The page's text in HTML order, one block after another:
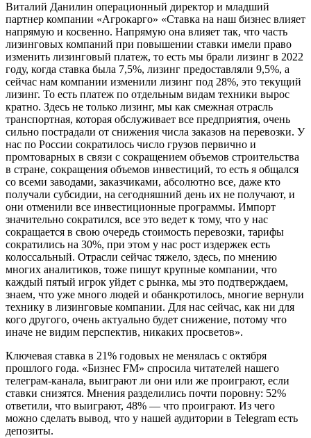
Виталий Данилин операционный директор и младший
партнер компании «Агрокарго» «Ставка на наш бизнес влияет
напрямую и косвенно. Напрямую она влияет так, что часть
лизинговых компаний при повышении ставки имели право
изменить лизинговый платеж, то есть мы брали лизинг в 2022
году, когда ставка была 7,5%, лизинг предоставляли 9,5%, а
сейчас нам компании изменили лизинг под 28%, это текущий
лизинг. То есть платеж по отдельным видам техники вырос
кратно. Здесь не только лизинг, мы как смежная отрасль
транспортная, которая обслуживает все предприятия, очень
сильно пострадали от снижения числа заказов на перевозки. У
нас по России сократилось число грузов первично и
промтоварных в связи с сокращением объемов строительства
в стране, сокращения объемов инвестиций, то есть я общался
со всеми заводами, заказчиками, абсолютно все, даже кто
получали субсидии, на сегодняшний день их не получают, и
они отменили все инвестиционные программы. Импорт
значительно сократился, все это ведет к тому, что у нас
сокращается в свою очередь стоимость перевозки, тарифы
сократились на 30%, при этом у нас рост издержек есть
колоссальный. Отрасли сейчас тяжело, здесь, по мнению
многих аналитиков, тоже пишут крупные компании, что
каждый пятый игрок уйдет с рынка, мы это подтверждаем,
знаем, что уже много людей и обанкротилось, многие вернули
технику в лизинговые компании. Для нас сейчас, как ни для
кого другого, очень актуально будет снижение, потому что
иначе не видим перспектив, никаких просветов».
Ключевая ставка в 21% годовых не менялась с октября
прошлого года. «Бизнес FM» спросила читателей нашего
телеграм-канала, выиграют ли они или же проиграют, если
ставки снизятся. Мнения разделились почти поровну: 52%
ответили, что выиграют, 48% — что проиграют. Из чего
можно сделать вывод, что у нашей аудитории в Telegram есть
депозиты.